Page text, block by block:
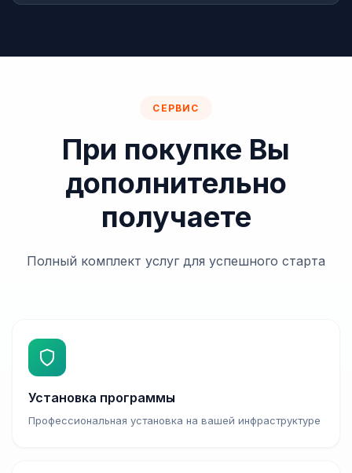
автоматический расчет налогов;
СЕРВИС
При покупке Вы
дополнительно
получаете
Полный комплект услуг для успешного старта
Установка программы
Профессиональная установка на вашей инфраструктуре